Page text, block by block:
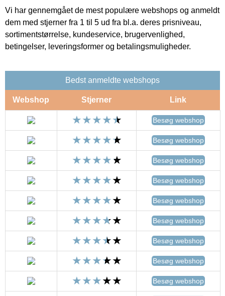
Vi har gennemgået de mest populære webshops og anmeldt
dem med stjerner fra 1 til 5 ud fra bl.a. deres prisniveau,
sortimentstørrelse, kundeservice, brugervenlighed,
betingelser, leveringsformer og betalingsmuligheder.
Bedst anmeldte webshops
Webshop Stjerner Link
Besøg webshop
Besøg webshop
Besøg webshop
Besøg webshop
Besøg webshop
Besøg webshop
Besøg webshop
Besøg webshop
Besøg webshop